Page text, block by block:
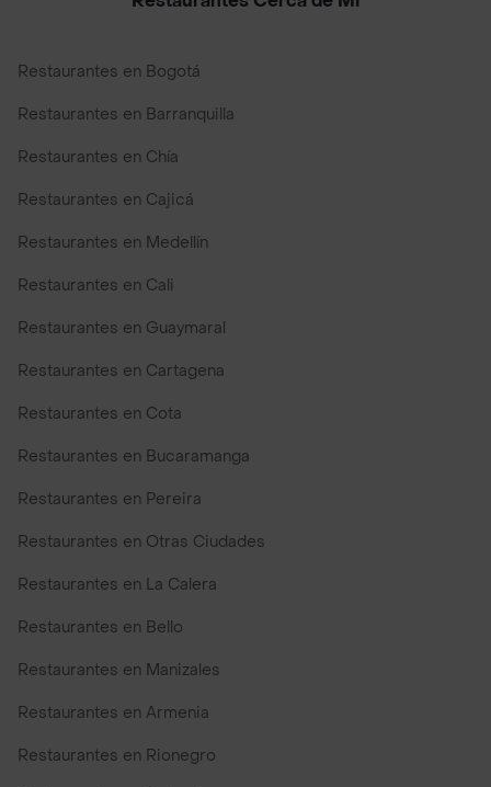
Restaurantes en Bogotá
Restaurantes en Barranquilla
Restaurantes en Chía
Restaurantes en Cajicá
Restaurantes en Medellín
Restaurantes en Cali
Restaurantes en Guaymaral
Restaurantes en Cartagena
Restaurantes en Cota
Restaurantes en Bucaramanga
Restaurantes en Pereira
Restaurantes en Otras Ciudades
Restaurantes en La Calera
Restaurantes en Bello
Restaurantes en Manizales
Restaurantes en Armenia
Restaurantes en Rionegro